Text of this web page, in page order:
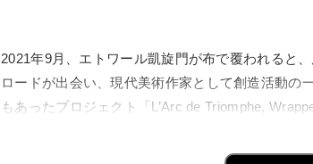
2021年9月、エトワール凱旋門が布で覆われると
ロードが出会い、現代美術作家として創造活動の
もあったプロジェクト「L’Arc de Triomphe,